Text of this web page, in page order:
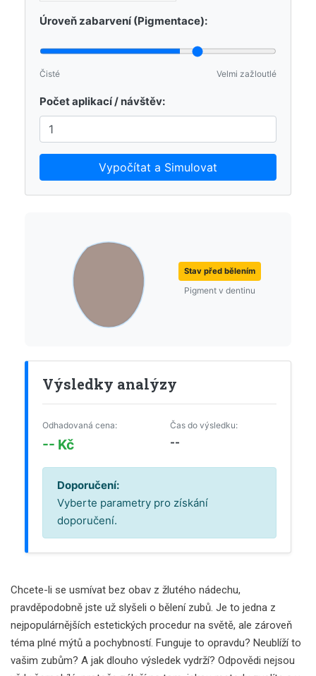
Úroveň zabarvení (Pigmentace):
Čisté Velmi zažloutlé
Počet aplikací / návštěv:
Vypočítat a Simulovat
Stav před bělením
Pigment v dentinu
Výsledky analýzy
Odhadovaná cena:
-- Kč
Čas do výsledku:
--
Doporučení:
Vyberte parametry pro získání
doporučení.
Chcete-li se usmívat bez obav z žlutého nádechu,
pravděpodobně jste už slyšeli o bělení zubů. Je to jedna z
nejpopulárnějších estetických procedur na světě, ale zároveň
téma plné mýtů a pochybností. Funguje to opravdu? Neublíží to
vašim zubům? A jak dlouho výsledek vydrží? Odpovědi nejsou